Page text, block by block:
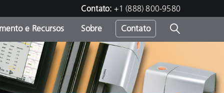
Contato: +1 (888) 800-9580
e Recursos Sobre Contato